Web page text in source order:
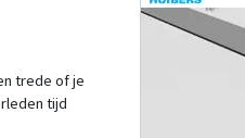
trede of je
tijd